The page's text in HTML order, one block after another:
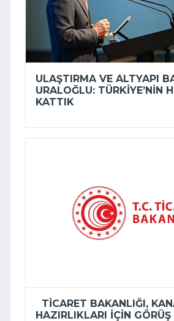
ULAŞTIRMA VE ALTYAPI
URALOĞLU: TÜRKIYE’NIN
KATTIK
TICARET BAKANLIĞI,
HAZIRLIKLARI IÇIN GÖRÜŞ